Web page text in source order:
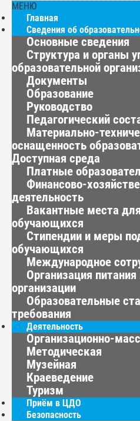
МЕНЮ
Главная
Сведения об
Основные сведения
Структура и органы
образовательной
Документы
Образование
Руководство
Педагогический
Материально-
оснащенность
Доступная среда
Платные
Финансово-
деятельность
Вакантные места
обучающихся
Стипендии и меры
обучающихся
Международное
Организация
организации
Образовательные
требования
Деятельность
Организационно-
Методическая
Музейная
Краеведение
Туризм
Приём в ЦДО
Безопасность